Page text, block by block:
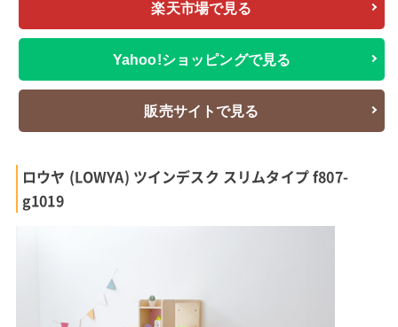
楽天市場で見る
Yahoo!ショッピングで見る
販売サイトで見る
ロウヤ (LOWYA) ツインデスク スリムタイプ f807-
g1019